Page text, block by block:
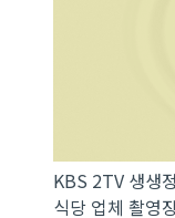
KBS 2TV 생생
식당 업체 촬영